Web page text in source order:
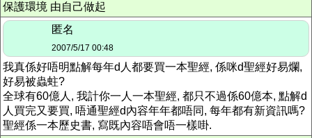
保護環境 由自己做起
匿名
2007/5/17 00:48
我真係好唔明點解每年d人都要買一本聖經, 係咪d聖經好易爛,
好易被蟲蛀?
全球有60億人, 我計你一人一本聖經, 都只不過係60億本, 點解d
人買完又要買, 唔通聖經d內容年年都唔同, 每年都有新資訊嗎?
聖經係一本歷史書, 寫既內容唔會唔一樣啩.